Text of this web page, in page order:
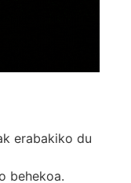
erabakiko du
behekoa.